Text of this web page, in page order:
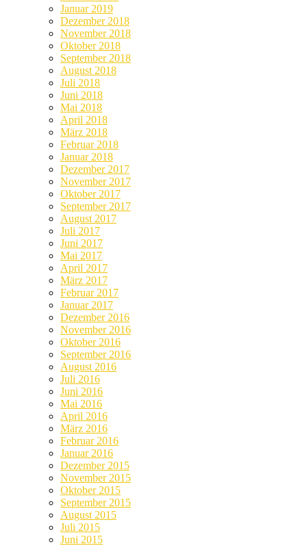
Januar 2019
Dezember 2018
November 2018
Oktober 2018
September 2018
August 2018
Juli 2018
Juni 2018
Mai 2018
April 2018
März 2018
Februar 2018
Januar 2018
Dezember 2017
November 2017
Oktober 2017
September 2017
August 2017
Juli 2017
Juni 2017
Mai 2017
April 2017
März 2017
Februar 2017
Januar 2017
Dezember 2016
November 2016
Oktober 2016
September 2016
August 2016
Juli 2016
Juni 2016
Mai 2016
April 2016
März 2016
Februar 2016
Januar 2016
Dezember 2015
November 2015
Oktober 2015
September 2015
August 2015
Juli 2015
Juni 2015